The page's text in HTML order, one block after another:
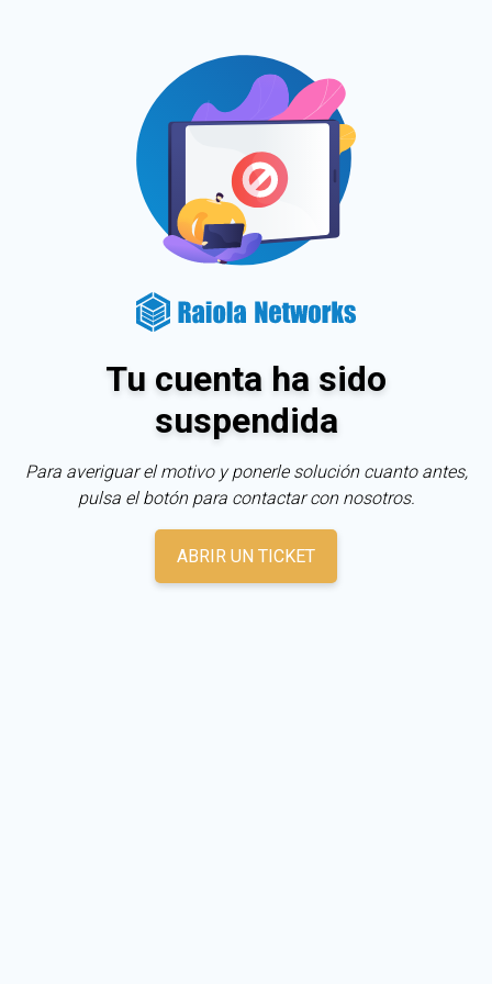
Tu cuenta ha sido
suspendida
Para averiguar el motivo y ponerle solución cuanto antes,
pulsa el botón para contactar con nosotros.
ABRIR UN TICKET